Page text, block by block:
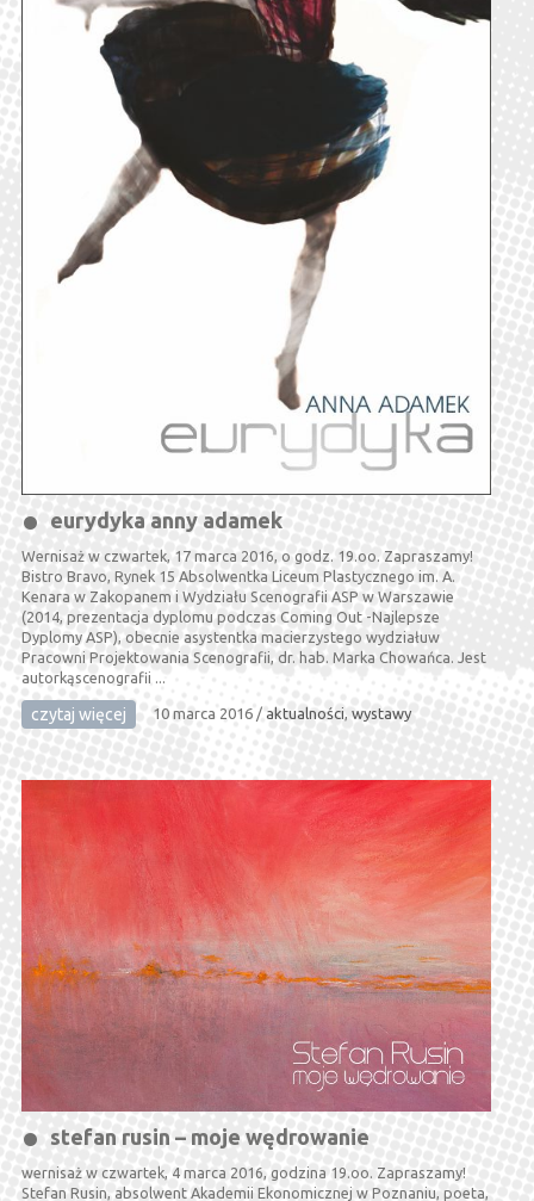
eurydyka anny adamek
Wernisaż w czwartek, 17 marca 2016, o godz. 19.oo. Zapraszamy!
Bistro Bravo, Rynek 15 Absolwentka Liceum Plastycznego im. A.
Kenara w Zakopanem i Wydziału Scenografii ASP w Warszawie
(2014, prezentacja dyplomu podczas Coming Out -Najlepsze
Dyplomy ASP), obecnie asystentka macierzystego wydziałuw
Pracowni Projektowania Scenografii, dr. hab. Marka Chowańca. Jest
autorkąscenografii ...
czytaj więcej 10 marca 2016 / aktualności, wystawy
stefan rusin – moje wędrowanie
wernisaż w czwartek, 4 marca 2016, godzina 19.oo. Zapraszamy!
Stefan Rusin, absolwent Akademii Ekonomicznej w Poznaniu, poeta,